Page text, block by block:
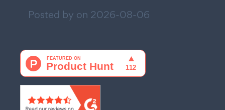
Posted by on 2026-08-06